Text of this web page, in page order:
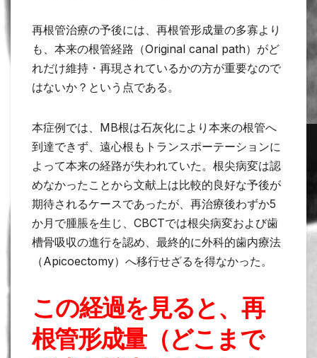
再根管治療の予後には、再根管形成量の多寡より
も、本来の根管経路（Original canal path）がど
れだけ維持・再現されているかの方が重要なので
はないか？という点である。
本症例では、MB根は石灰化により本来の根管へ
到達できず、遠心根もトランスポーテーションに
よって本来の経路が失われていた。根尖病変は認
めなかったことから文献上は比較的良好な予後が
期待されるケースであったが、再治療後わずか5
か月で腫脹を生じ、CBCTでは根尖病変および歯
槽骨吸収の進行を認め、最終的に外科的歯内療法
（Apicoectomy）へ移行せざるを得なかった。
この経過を見ると、再
根管形成量（どこまで